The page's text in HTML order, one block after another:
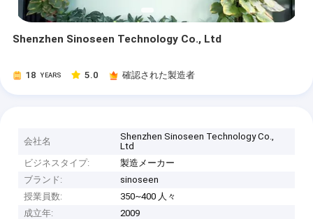
Shenzhen Sinoseen Technology Co., Ltd
18 YEARS 5.0 確認された製造者
会社名
Shenzhen Sinoseen Technology Co.,
Ltd
ビジネスタイプ:
製造メーカー
ブランド:
sinoseen
授業員数:
350~400 人々
成立年:
2009